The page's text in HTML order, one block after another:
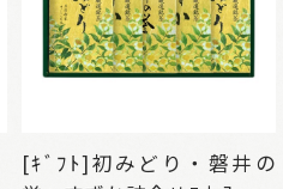
[ｷﾞﾌﾄ]初みどり・磐井の